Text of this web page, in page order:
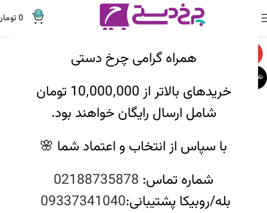
همراه گرامی چرخ دستی
خریدهای بالاتر از 10٬000٬000 تومان
شامل ارسال رایگان خواهند بود.
با سپاس از انتخاب و اعتماد شما 🌸
شماره تماس: 02188735878
بله/روبیکا پشتیبانی:09337341040
0
0
ناموجود